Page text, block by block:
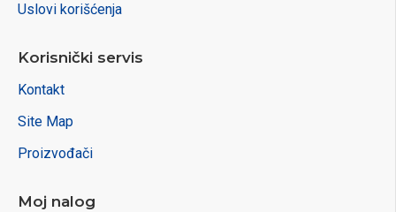
Uslovi korišćenja
Korisnički servis
Kontakt
Site Map
Proizvođači
Moj nalog